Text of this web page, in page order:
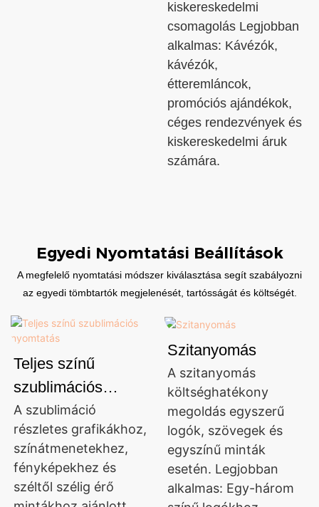
kiskereskedelmi
csomagolás Legjobban
alkalmas: Kávézók,
kávézók,
étteremláncok,
promóciós ajándékok,
céges rendezvények és
kiskereskedelmi áruk
számára.
Egyedi Nyomtatási Beállítások
A megfelelő nyomtatási módszer kiválasztása segít szabályozni
az egyedi tömbtartók megjelenését, tartósságát és költségét.
Teljes színű
szublimációs
nyomtatás
A szublimáció
részletes grafikákhoz,
színátmenetekhez,
fényképekhez és
széltől szélig érő
Szitanyomás
A szitanyomás
költséghatékony
megoldás egyszerű
logók, szövegek és
egyszínű minták
esetén. Legjobban
alkalmas: Egy-három